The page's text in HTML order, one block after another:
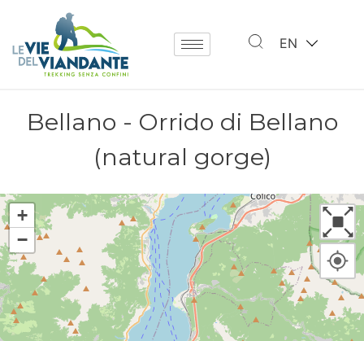
EN
Bellano - Orrido di Bellano
(natural gorge)
+
−